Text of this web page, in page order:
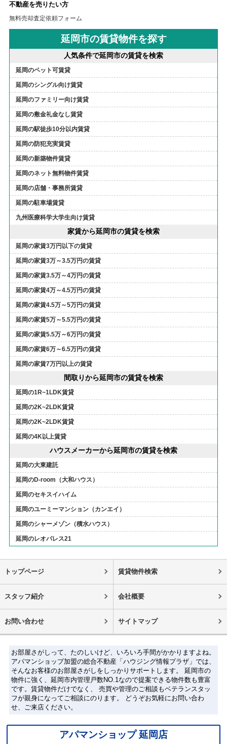
不動産を売りたい方
無料売却査定依頼フォーム
延岡市の賃貸物件を探す
人気条件で延岡市の賃貸を検索
延岡のペット可賃貸
延岡のシングル向け賃貸
延岡のファミリー向け賃貸
延岡の敷金礼金なし賃貸
延岡の駅徒歩10分以内賃貸
延岡の防犯充実賃貸
延岡の新築物件賃貸
延岡のネット無料物件賃貸
延岡の店舗・事務所賃貸
延岡の駐車場賃貸
九州医療科学大学生向け賃貸
家賃から延岡市の賃貸を検索
延岡の家賃3万円以下の賃貸
延岡の家賃3万～3.5万円の賃貸
延岡の家賃3.5万～4万円の賃貸
延岡の家賃4万～4.5万円の賃貸
延岡の家賃4.5万～5万円の賃貸
延岡の家賃5万～5.5万円の賃貸
延岡の家賃5.5万～6万円の賃貸
延岡の家賃6万～6.5万円の賃貸
延岡の家賃7万円以上の賃貸
間取りから延岡市の賃貸を検索
延岡の1R~1LDK賃貸
延岡の2K~2LDK賃貸
延岡の2K~2LDK賃貸
延岡の4K以上賃貸
ハウスメーカーから延岡市の賃貸を検索
延岡の大東建託
延岡のD-room（大和ハウス）
延岡のセキスイハイム
延岡のユーミーマンション（カンエイ）
延岡のシャーメゾン（積水ハウス）
延岡のレオパレス21
トップページ 賃貸物件検索
スタッフ紹介 会社概要
お問い合わせ サイトマップ
お部屋さがしって、たのしいけど、いろいろ手間がかかりますよね。
アパマンショップ加盟の総合不動産「ハウジング情報プラザ」では、
そんなお客様のお部屋さがしをしっかりサポートします。 延岡市の
物件に強く、延岡市内管理戸数NO.1なので提案できる物件数も豊富
です。賃貸物件だけでなく、 売買や管理のご相談もベテランスタッ
フが親身になってご相談にのります。 どうぞお気軽にお問い合わ
せ、ご来店ください。
アパマンショップ 延岡店